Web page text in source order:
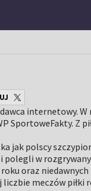
internetowy. W
SportoweFakty. Z
jak polscy
polegli w
oraz
meczów piłki